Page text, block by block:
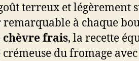
terreux et légèrement
à chaque
chèvre frais, la recette
du fromage